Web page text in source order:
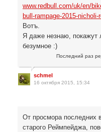
www.redbull.com/uk/en/
bull-rampage-2015-
Вотъ.
Я даже незнаю, покажут
безумное :)
Последний раз
schmel
16 октября 2015, 15:34
От просмора последних
старого Реймпейджа,